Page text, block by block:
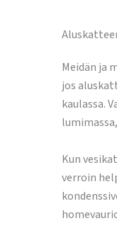
Meidän ja
jos
kaulassa.
Kun
verroin